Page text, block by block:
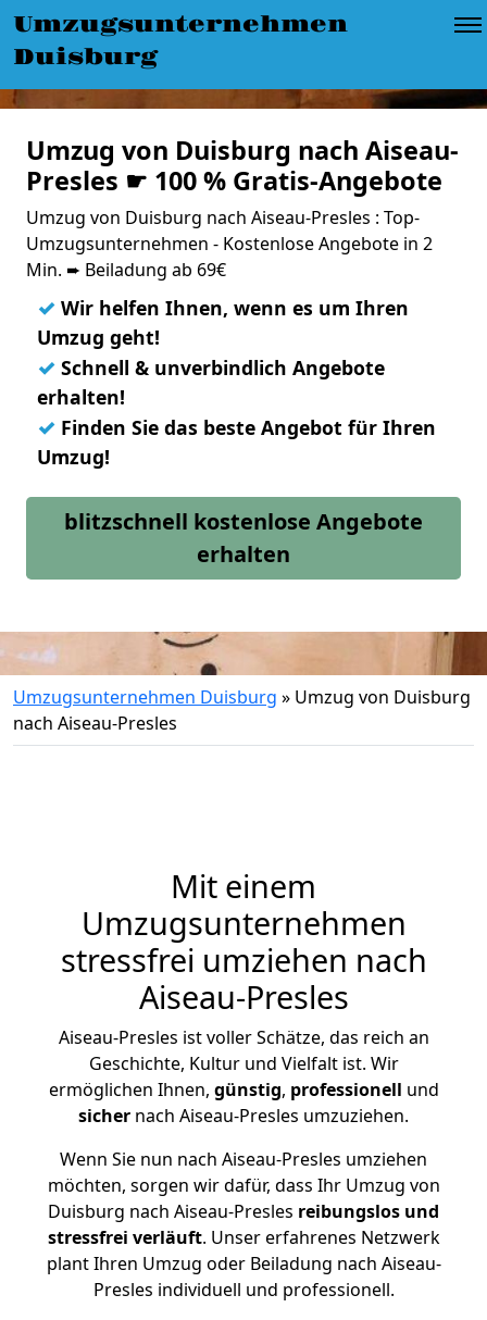
Umzugsunternehmen
Duisburg
Umzug von Duisburg nach Aiseau-
Presles ☛ 100 % Gratis-Angebote
Umzug von Duisburg nach Aiseau-Presles : Top-
Umzugsunternehmen - Kostenlose Angebote in 2
Min. ➨ Beiladung ab 69€
✓ Wir helfen Ihnen, wenn es um Ihren
Umzug geht!
✓ Schnell & unverbindlich Angebote
erhalten!
✓ Finden Sie das beste Angebot für Ihren
Umzug!
blitzschnell kostenlose Angebote
erhalten
Umzugsunternehmen Duisburg » Umzug von Duisburg
nach Aiseau-Presles
Mit einem
Umzugsunternehmen
stressfrei umziehen nach
Aiseau-Presles
Aiseau-Presles ist voller Schätze, das reich an
Geschichte, Kultur und Vielfalt ist. Wir
ermöglichen Ihnen, günstig, professionell und
sicher nach Aiseau-Presles umzuziehen.
Wenn Sie nun nach Aiseau-Presles umziehen
möchten, sorgen wir dafür, dass Ihr Umzug von
Duisburg nach Aiseau-Presles reibungslos und
stressfrei verläuft. Unser erfahrenes Netzwerk
plant Ihren Umzug oder Beiladung nach Aiseau-
Presles individuell und professionell.